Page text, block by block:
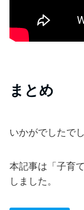
まとめ
いかがでしたで
本記事は「子育
しました。